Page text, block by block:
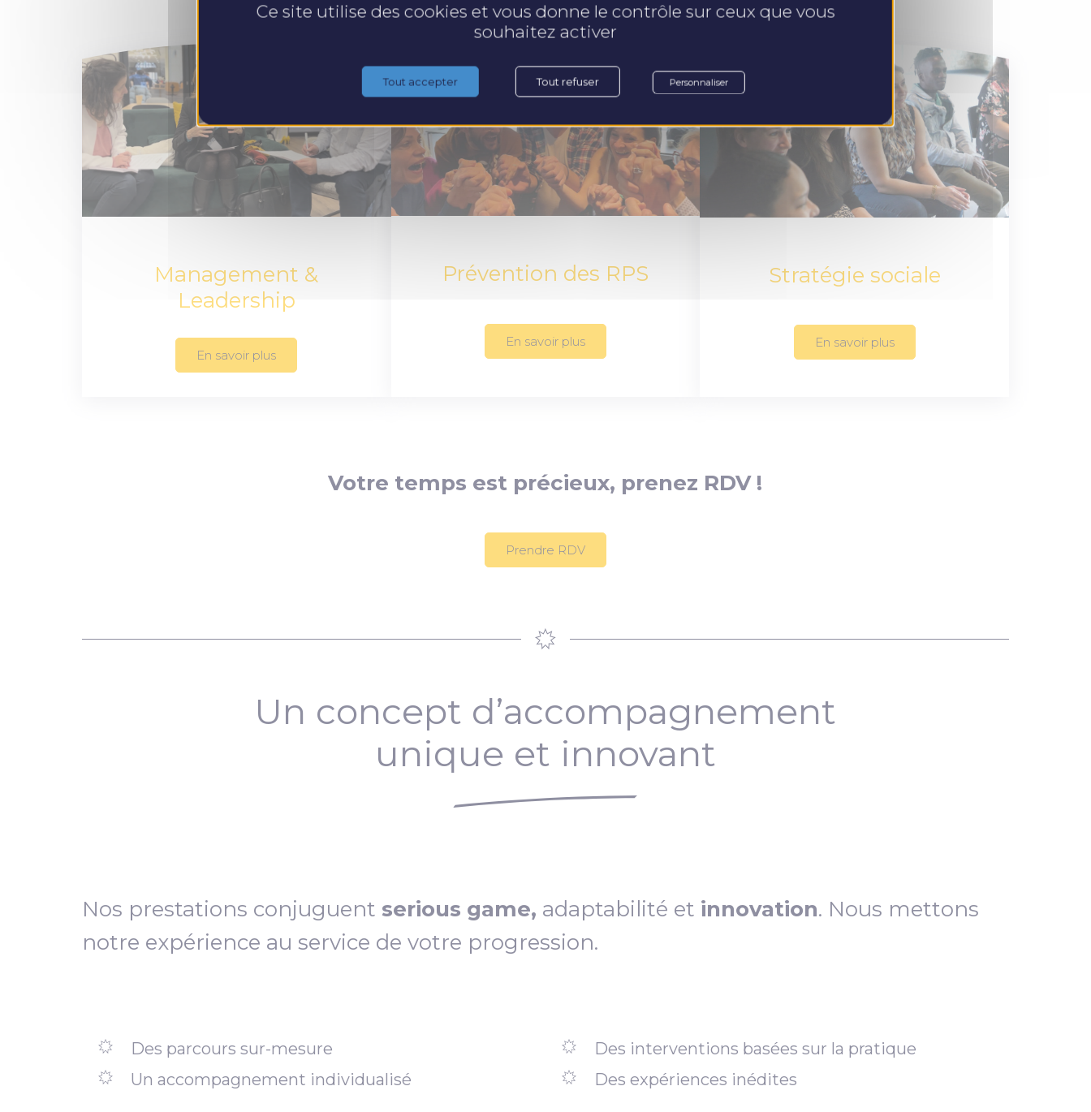
Management &
Leadership
En savoir plus
Prévention des RPS
En savoir plus
Stratégie sociale
En savoir plus
Votre temps est précieux, prenez RDV !
Prendre RDV
Un concept d’accompagnement
unique et innovant
Nos prestations conjuguent serious game, adaptabilité et innovation. Nous mettons
notre expérience au service de votre progression.
Des parcours sur-mesure
Un accompagnement individualisé
Des interventions basées sur la pratique
Des expériences inédites
Ce site utilise des cookies et vous donne le contrôle sur ceux que vous
souhaitez activer
Tout accepter Tout refuser Personnaliser